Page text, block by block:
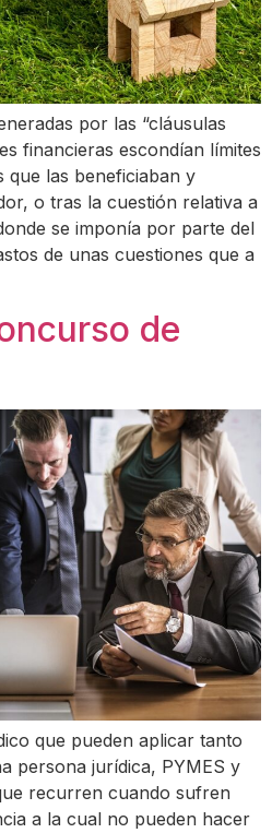
por las “cláusulas
financieras escondían límites
que las beneficiaban y
o tras la cuestión relativa a
se imponía por parte del
de unas cuestiones que a
de
que pueden aplicar tanto
persona jurídica, PYMES y
recurren cuando sufren
a la cual no pueden hacer